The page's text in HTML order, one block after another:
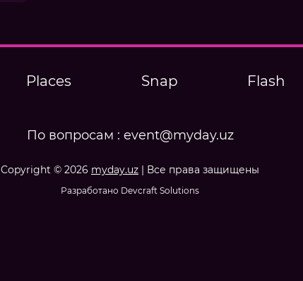
Places Snap Flash
По вопросам : event@myday.uz
Copyright © 2026 myday.uz | Все права защищены
Разработано Devcraft Solutions